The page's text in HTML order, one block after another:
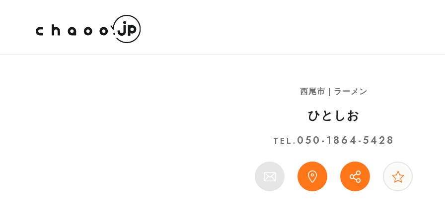
西尾市｜ラーメン
ひとしお
TEL. 050-1864-5428